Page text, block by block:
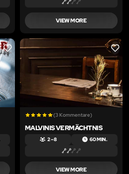
VIEW MORE
LIKE LIKE
(3 Kommentare)
MALVINIS VERMÄCHTNIS
2 – 8 60 MIN.
VIEW MORE